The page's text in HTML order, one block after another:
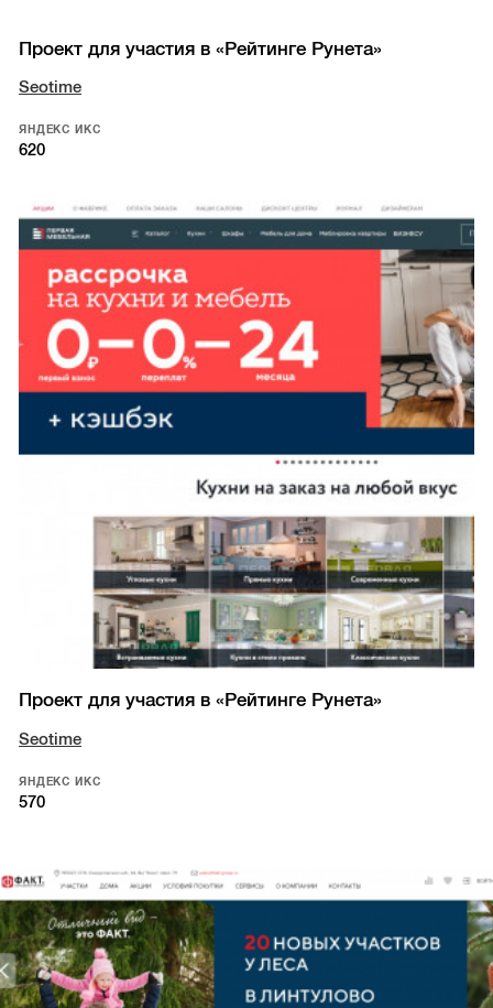
Проект для участия в «Рейтинге Рунета»
Seotime
ЯНДЕКС ИКС
620
Проект для участия в «Рейтинге Рунета»
Seotime
ЯНДЕКС ИКС
570